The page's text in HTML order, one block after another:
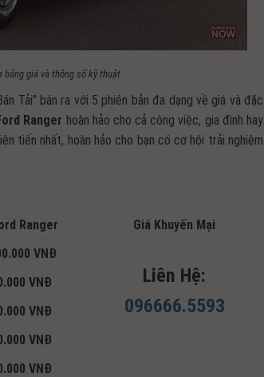
bảng giá và thông số kỹ thuật
Tải” bán ra với 5 phiên bản đa dạng về giá và đặc
Ranger hoàn hảo cho cả công việc, gia đình hay
tiến nhất, hoàn hảo cho bạn có cơ hội trải nghiệm
Ranger
Giá Khuyến Mại
VNĐ
Liên Hệ:
096666.5593
VNĐ
VNĐ
VNĐ
VNĐ